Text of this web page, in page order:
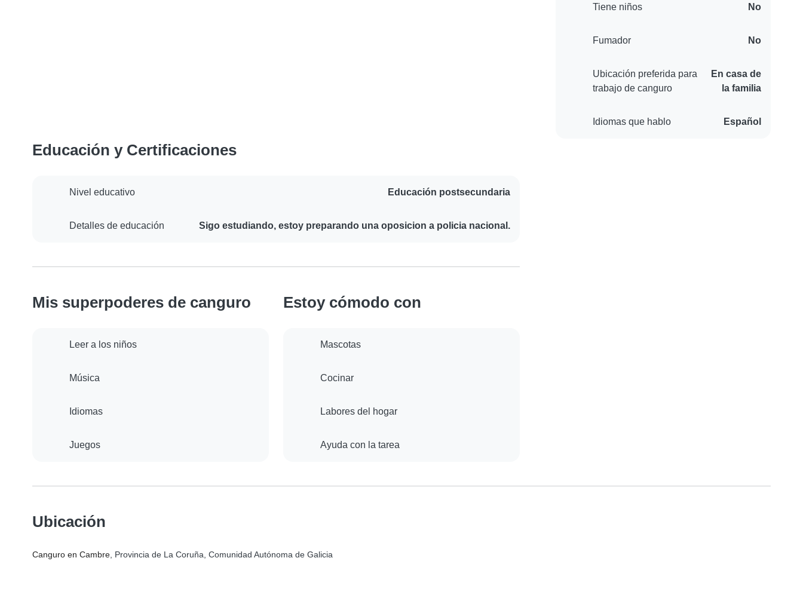
Tiene niños No
Fumador No
Ubicación preferida para
trabajo de canguro
En casa de
la familia
Idiomas que hablo Español
Educación y Certificaciones
Nivel educativo Educación postsecundaria
Detalles de educación Sigo estudiando, estoy preparando una oposicion a policia nacional.
Mis superpoderes de canguro
Leer a los niños
Música
Idiomas
Juegos
Estoy cómodo con
Mascotas
Cocinar
Labores del hogar
Ayuda con la tarea
Ubicación
Canguro en Cambre, Provincia de La Coruña, Comunidad Autónoma de Galicia